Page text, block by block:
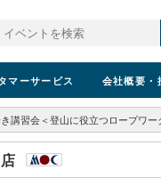
マーサービス 会社概要
講習会＜登山に役立つロープワー